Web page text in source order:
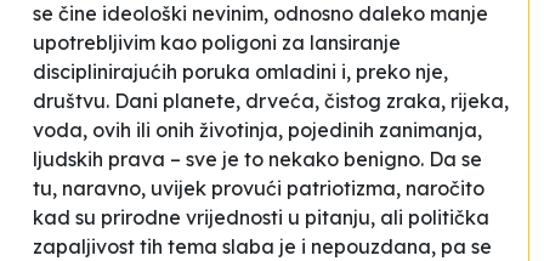
se čine ideološki nevinim, odnosno daleko manje
upotrebljivim kao poligoni za lansiranje
disciplinirajućih poruka omladini i, preko nje,
društvu. Dani planete, drveća, čistog zraka, rijeka,
voda, ovih ili onih životinja, pojedinih zanimanja,
ljudskih prava – sve je to nekako benigno. Da se
tu, naravno, uvijek provući patriotizma, naročito
kad su prirodne vrijednosti u pitanju, ali politička
zapaljivost tih tema slaba je i nepouzdana, pa se